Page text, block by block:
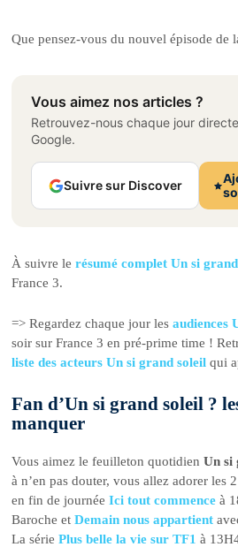
Que pensez-vous du nouvel épisode de
Vous aimez nos articles ?
Retrouvez-nous chaque jour
Google.
Suivre sur Discover
À suivre lerésumé complet Un si
France 3.
=> Regardez chaque jour lesaudiences
soir sur France 3 en pré-prime time !
liste des acteurs Un si grand soleil qui
Fan d’Un si grand soleil ?
manquer
Vous aimez le feuilleton quotidienUn si
à n’en pas douter, vous allez adorer les
en fin de journéeIci tout commence à
Baroche etDemain nous appartient
La sériePlus belle la vie sur TF1 à